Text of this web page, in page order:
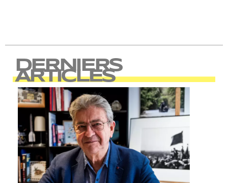
DERNIERS
ARTICLES